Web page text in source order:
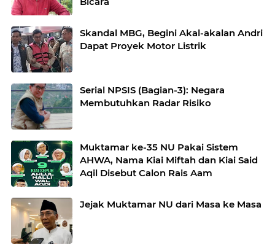
Skandal MBG, Begini Akal-akalan Andri
Dapat Proyek Motor Listrik
Serial NPSIS (Bagian-3): Negara
Membutuhkan Radar Risiko
Muktamar ke-35 NU Pakai Sistem
AHWA, Nama Kiai Miftah dan Kiai Said
Aqil Disebut Calon Rais Aam
Jejak Muktamar NU dari Masa ke Masa